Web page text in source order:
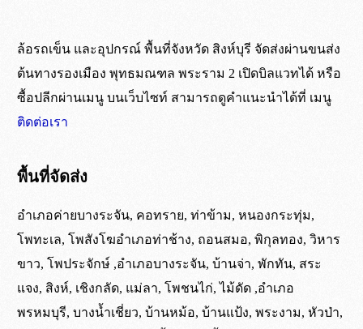
เป็นล้อยางตันธรรมชาติ เนื้อเดียวกันทั้งชิ้น
ยาง
ไม่ใช่ล้อฉีดโฟมด้านใน
เขต กทม. ปริมณฑล และจังหวัดใกล้เคียง
จัดส่งด้วยรถทางร้าน
ต่างจังหวัด ส่งผ่าน บ.ขนส่งสินค้าหีบห่อ ต้นทาง
ที่ปลายทาง )
เขต กทม. และปริมณฑล จัดส่งถึงหน้างาน
ภายใน 5 ชั่วโมง*
สำหรับคำสั่งซื้อที่เสร็จสิ้นภาย ในเวลา 10:00 น.
ต่างจังหวัด ส่งผ่าน บ.ขนส่ง ขึ้นอยู่กับขนส่ง
รถทางร้านไปส่งที่ต้นทาง รองเมือง พุทธมณฑล
เงื่อนไขเดียวกัน
*จัดส่งทุกวัน ยกเว้นวัน อาทิตย์ และวันหยุดนักขัตฤกษ์
กรณีสินค้าครบไม่ขาดสต๊อก โปรดสอบถาม
ไม่ต้องรอแชทอีกต่อไป สั่งซื้อผ่านระบบ
ร้านค้าออนไลน์ ได้ตลอด 24 ชั่วโมง
*สั่งซื้อผ่านระบบเว็บไซท์ มีจำนวนขั้นต่ำ 3,000 บาท
สั่งซื้อผ่านระบบ
ล้อรถเข็น และอุปกรณ์ พื้นที่จังหวัด สิงห์บุรี จัดส่งผ่านขนส่ง
ต้นทางรองเมือง พุทธมณฑล พระราม 2 เปิดบิลแวทได้ หรือ
ซื้อปลีกผ่านเมนู บนเว็บไซท์ สามารถดูคำแนะนำได้ที่ เมนู
ติดต่อเรา
พื้นที่จัดส่ง
อำเภอค่ายบางระจัน, คอทราย, ท่าข้าม, หนองกระทุ่ม,
โพทะเล, โพสังโฆอำเภอท่าช้าง, ถอนสมอ, พิกุลทอง, วิหาร
ขาว, โพประจักษ์ ,อำเภอบางระจัน, บ้านจ่า, พักทัน, สระ
แจง, สิงห์, เชิงกลัด, แม่ลา, โพชนไก่, ไม้ดัด ,อำเภอ
พรหมบุรี, บางน้ำเชี่ยว, บ้านหม้อ, บ้านแป้ง, พระงาม, หัวป่า,